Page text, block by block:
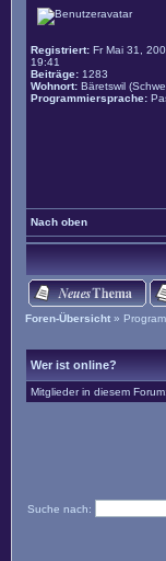
Registriert: Fr Mai 31,
19:41
Beiträge: 1283
Wohnort: Bäretswil
Programmiersprache:
Nach oben
Foren-Übersicht »
Wer ist online?
Mitglieder in diesem
Suche nach: